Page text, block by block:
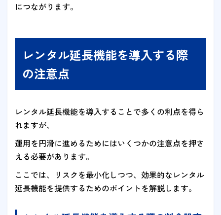
につながります。
レンタル延長機能を導入する際
の注意点
レンタル延長機能を導入することで多くの利点を得ら
れますが、
運用を円滑に進めるためにはいくつかの注意点を押さ
える必要があります。
ここでは、リスクを最小化しつつ、効果的なレンタル
延長機能を提供するためのポイントを解説します。